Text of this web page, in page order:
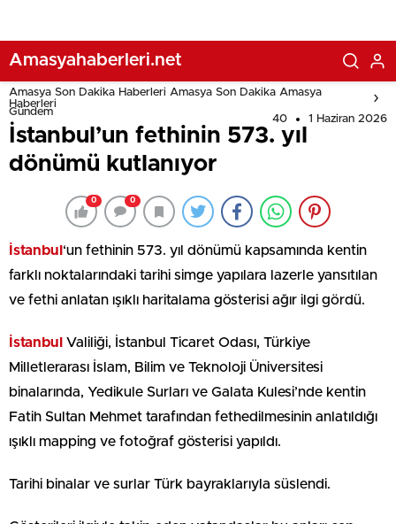
Amasyahaberleri.net
Amasya Son Dakika Haberleri Amasya Son Dakika Amasya
Haberleri
Gündem
40 1 Haziran 2026
İstanbul’un fethinin 573. yıl
dönümü kutlanıyor
0 0
İstanbul ‘un fethinin 573. yıl dönümü kapsamında kentin
farklı noktalarındaki tarihi simge yapılara lazerle yansıtılan
ve fethi anlatan ışıklı haritalama gösterisi ağır ilgi gördü.
İstanbul Valiliği, İstanbul Ticaret Odası, Türkiye
Milletlerarası İslam, Bilim ve Teknoloji Üniversitesi
binalarında, Yedikule Surları ve Galata Kulesi’nde kentin
Fatih Sultan Mehmet tarafından fethedilmesinin anlatıldığı
ışıklı mapping ve fotoğraf gösterisi yapıldı.
Tarihi binalar ve surlar Türk bayraklarıyla süslendi.